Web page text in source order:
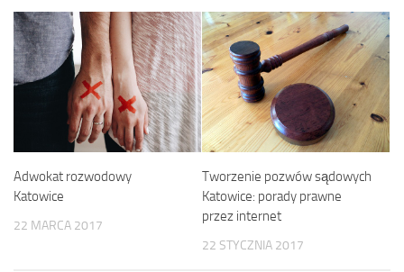
Adwokat rozwodowy
Katowice
22 MARCA 2017
Tworzenie pozwów sądowych
Katowice: porady prawne
przez internet
22 STYCZNIA 2017